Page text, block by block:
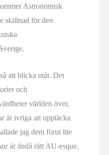
Astronomisk
skillnad för den
att blicka utåt. Det
och
världen över,
är ivriga att upptäcka
jag dem förut lite
är ändå rätt AU-esque.